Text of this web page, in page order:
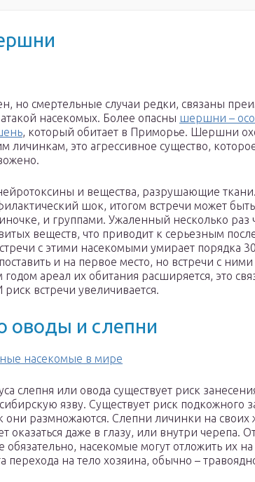
но смертельные случаи редки, связаны
насекомых. Более опасны шершни –
, который обитает в Приморье. Шершни
личинкам, это агрессивное существо,
и вещества, разрушающие
шок, итогом встречи может быть
и группами. Ужаленный несколько раз
веществ, что приводит к серьезным
с этими насекомыми умирает порядка
и на первое место, но встречи с ними
ареал их обитания расширяется, это
встречи увеличивается.
оводы и слепни
насекомые в мире
слепня или овода существует риск
язву. Существует риск подкожного
они размножаются. Слепни личинки на своих
оказаться даже в глазу, или внутри черепа.
насекомые могут отложить их на
перехода на тело хозяина, обычно –